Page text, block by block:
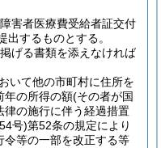
害者医療費受給者証交付
出するものとする。
げる書類を添えなければ
いて他の市町村に住所を
年の所得の額(その者が国
律の施行に伴う経過措置
号)第52条の規定により
等の一部を改正する等